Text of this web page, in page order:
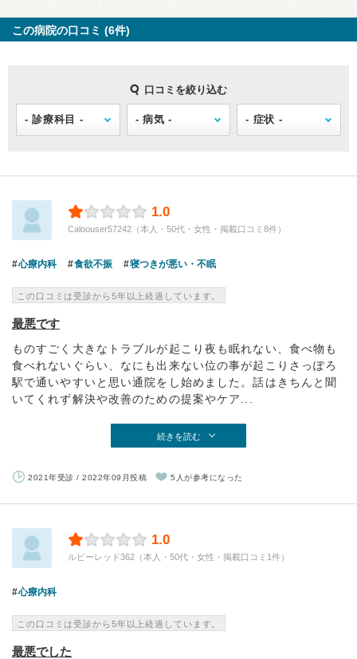
この病院の口コミ (6件)
口コミを絞り込む
1.0
Caloouser57242（本人・50代・女性・掲載口コミ8件）
心療内科 食欲不振 寝つきが悪い・不眠
この口コミは受診から5年以上経過しています。
最悪です
ものすごく大きなトラブルが起こり夜も眠れない、食べ物も
食べれないぐらい、なにも出来ない位の事が起こりさっぽろ
駅で通いやすいと思い通院をし始めました。話はきちんと聞
いてくれず解決や改善のための提案やケア...
続きを読む
2021年受診 / 2022年09月投稿 5人が参考になった
1.0
ルビーレッド362（本人・50代・女性・掲載口コミ1件）
心療内科
この口コミは受診から5年以上経過しています。
最悪でした